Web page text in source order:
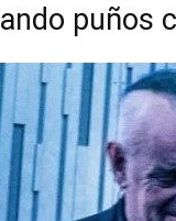
puños